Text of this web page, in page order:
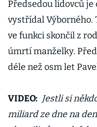
Předsedou lidovců
vystřídal Výborného.
ve funkci skončil z
úmrtí manželky.
déle než osm let
VIDEO: Jestli si
miliard ze dne na